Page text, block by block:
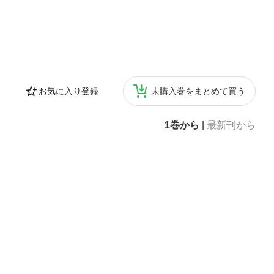
お気に入り登録 未購入巻をまとめて買う
1巻から 最新刊から